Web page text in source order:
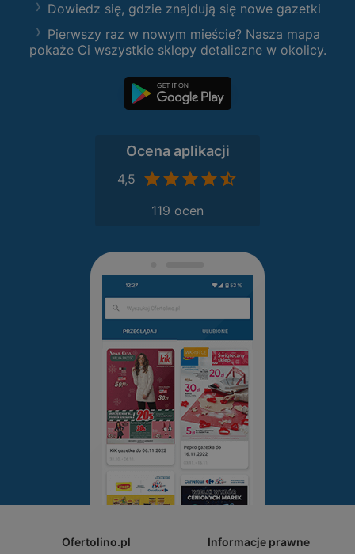
Dowiedz się, gdzie znajdują się nowe gazetki
Pierwszy raz w nowym mieście? Nasza mapa
pokaże Ci wszystkie sklepy detaliczne w okolicy.
Ocena aplikacji
4,5
119 ocen
Ofertolino.pl Informacje prawne